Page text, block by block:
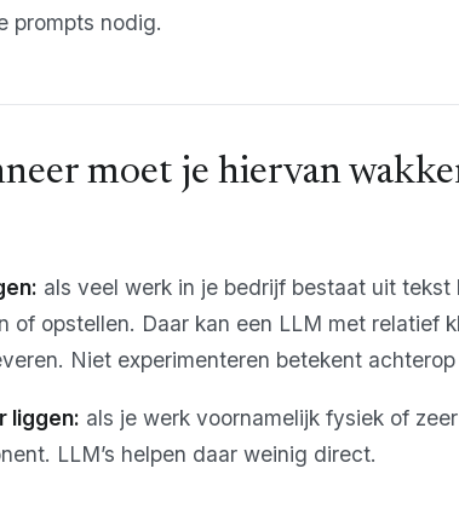
prompts nodig.
moet je hiervan
als veel werk in je bedrijf bestaat uit tekst
of opstellen. Daar kan een LLM met relatief
Niet experimenteren betekent achterop
liggen: als je werk voornamelijk fysiek of
LLM’s helpen daar weinig direct.